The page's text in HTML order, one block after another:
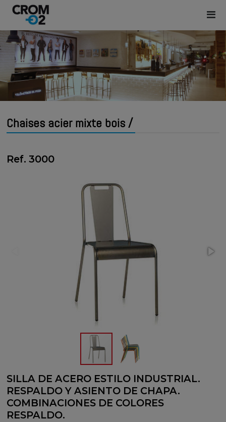
Chaises acier mixte bois /
Ref. 3000
SILLA DE ACERO ESTILO INDUSTRIAL.
RESPALDO Y ASIENTO DE CHAPA.
COMBINACIONES DE COLORES
RESPALDO.